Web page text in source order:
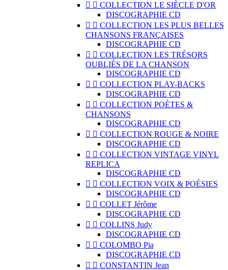
  COLLECTION LE SIÈCLE D'OR
DISCOGRAPHIE CD
  COLLECTION LES PLUS BELLES
CHANSONS FRANÇAISES
DISCOGRAPHIE CD
  COLLECTION LES TRÉSORS
OUBLIÉS DE LA CHANSON
DISCOGRAPHIE CD
  COLLECTION PLAY-BACKS
DISCOGRAPHIE CD
  COLLECTION POÈTES &
CHANSONS
DISCOGRAPHIE CD
  COLLECTION ROUGE & NOIRE
DISCOGRAPHIE CD
  COLLECTION VINTAGE VINYL
REPLICA
DISCOGRAPHIE CD
  COLLECTION VOIX & POÉSIES
DISCOGRAPHIE CD
  COLLET Jérôme
DISCOGRAPHIE CD
  COLLINS Judy
DISCOGRAPHIE CD
  COLOMBO Pia
DISCOGRAPHIE CD
  CONSTANTIN Jean